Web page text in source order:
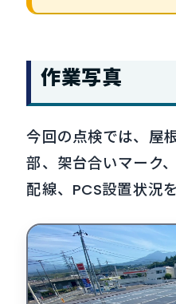
作業写真
今回の点検では、屋
部、架台合いマーク
配線、PCS設置状況